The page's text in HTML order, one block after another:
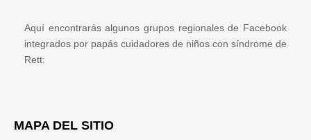
Aquí encontrarás algunos grupos regionales de Facebook
integrados por papás cuidadores de niños con síndrome de
Rett:
MAPA DEL SITIO